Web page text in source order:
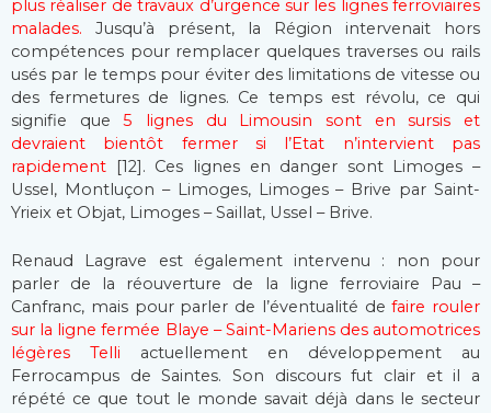
plus réaliser de travaux d’urgence sur les lignes ferroviaires
malades. Jusqu’à présent, la Région intervenait hors
compétences pour remplacer quelques traverses ou rails
usés par le temps pour éviter des limitations de vitesse ou
des fermetures de lignes. Ce temps est révolu, ce qui
signifie que5 lignes du Limousin sont en sursis et
devraient bientôt fermer si l’Etat n’intervient pas
rapidement [12]. Ces lignes en danger sont Limoges –
Ussel, Montluçon – Limoges, Limoges – Brive par Saint-
Yrieix et Objat, Limoges – Saillat, Ussel – Brive.
Renaud Lagrave est également intervenu : non pour
parler de la réouverture de la ligne ferroviaire Pau –
Canfranc, mais pour parler de l’éventualité defaire rouler
sur la ligne fermée Blaye – Saint-Mariens des automotrices
légères Telli actuellement en développement au
Ferrocampus de Saintes. Son discours fut clair et il a
répété ce que tout le monde savait déjà dans le secteur